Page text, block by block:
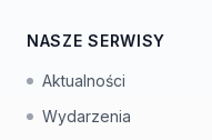
NASZE SERWISY
Aktualności
Wydarzenia